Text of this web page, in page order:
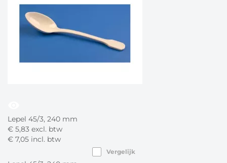
Lepel 45/3, 240 mm
€ 5,83 excl. btw
€ 7,05 incl. btw
Vergelijk